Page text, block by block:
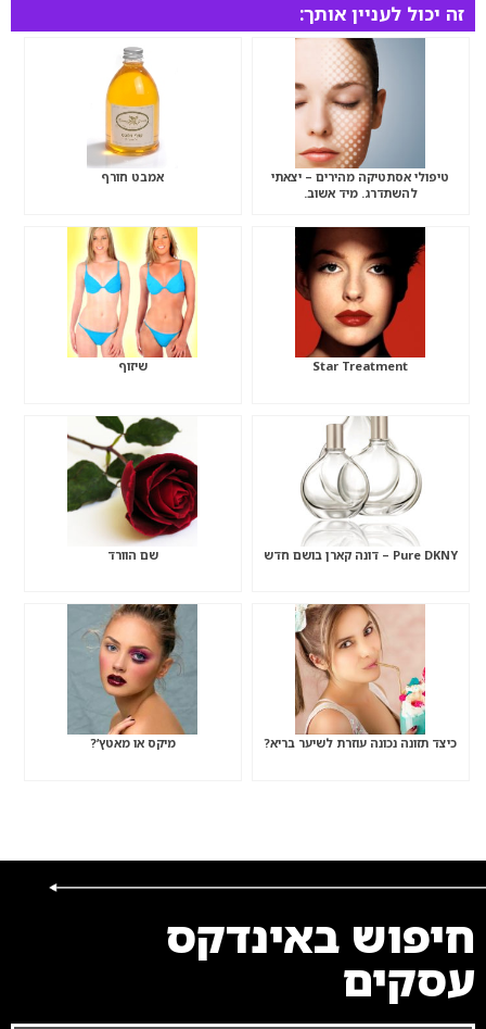
זה יכול לעניין אותך:
טיפולי אסתטיקה מהירים – יצאתי
להשתדרג. מיד אשוב.
אמבט חורף
Star Treatment שיזוף
Pure DKNY – דונה קארן בושם חדש שם הוורד
כיצד תזונה נכונה עוזרת לשיער בריא? מיקס או מאטץ’?
חיפוש באינדקס
עסקים